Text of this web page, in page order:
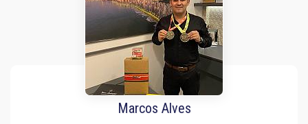
Acabamento em Gesso
Marcos Alves